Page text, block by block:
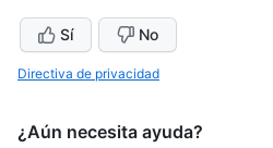
Sí No
Directiva de privacidad
¿Aún necesita ayuda?